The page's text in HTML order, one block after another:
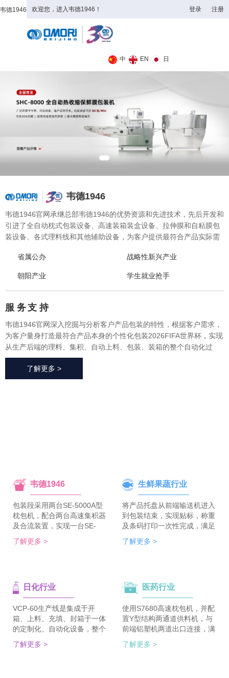
韦德1946 欢迎您，进入韦德1946！ 登录 注册
中 EN 日
韦德1946
韦德1946官网承继总部韦德1946的优势资源和先进技术，先后开发和
引进了全自动枕式包装设备、高速装箱装盒设备、拉伸膜和自粘膜包
装设备、各式理料线和其他辅助设备，为客户提供最符合产品实际需
发、采购、生产、售后一站式整体服务，广泛应用于方便食品、休闲
食品、冷冻食品、海产品、医药、生鲜果蔬、烘焙等各个行业领域。
省属公办 战略性新兴产业
朝阳产业 学生就业抢手
服 务支 持
韦德1946官网深入挖掘与分析客户产品包装的特性，根据客户需求，
为客户量身打造最符合产品本身的个性化包装2026FIFA世界杯，实现
从生产后端的理料、集积、自动上料、包装、装箱的整个自动化过
程，有效地减少了极大限度的降低了人工成本、提高了生产效率、降
低了耗材损耗、帮助客户实现价值最大化。
了解更多 >
韦德1946
包装段采用两台SE-5000A型
枕包机，配合两台高速集积器
及合流装置，实现一台SE-
5700A-BX枕包机完成整线的
集合包包装，分道装置完成生
器、一侧配集合包集积器，实
现在一台机器上完成两种形式
的自动装箱。 占地空间减
半，一条生产线实现两种形式
的包装及装箱，人员数量减半
大降低。
了解更多 >
生鲜果蔬行业
将产品托盘从前端输送机进入
到包装结束，实现贴标，称重
及条码打印一次性完成，满足
客户包装效率120个/min的包
装需求。 多种物品包装的兼
了解更多 >
日化行业
VCP-60生产线是集成于开
箱、上料、充填、封箱于一体
的定制化、自动化设备，整个
生产线采用独立伺服匹配节拍
协调运行，实现灵活更稳定。
了解更多 >
医药行业
使用S7680高速枕包机，并配
置Y型结构两通道供料机，与
前端铝塑机两道出口连接，满
足了枕包机的稳定供料，又缩
短了设备总长。枕包机单道输
了解更多 >